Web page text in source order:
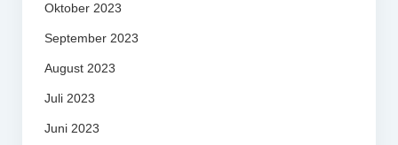
Oktober 2023
September 2023
August 2023
Juli 2023
Juni 2023